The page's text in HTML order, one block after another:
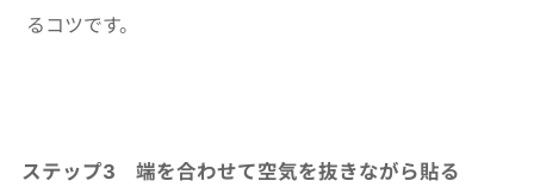
るコツです。
ステップ3 端を合わせて空気を抜きながら貼る